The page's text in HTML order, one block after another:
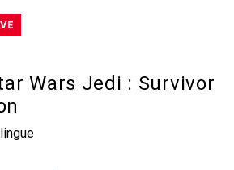
Wars Jedi : Survivor